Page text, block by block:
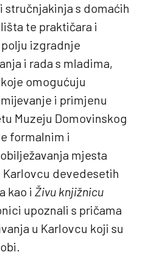
stručnjakinja s domaćih
te praktičara i
izgradnje
i rada s mladima,
omogućuju
i primjenu
Muzeju Domovinskog
formalnim i
mjesta
Karlovcu devedesetih
kao i Živu knjižnicu
upoznali s pričama
u Karlovcu koji su